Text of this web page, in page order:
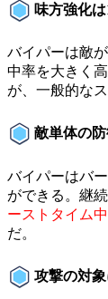
味方強化
バイパーは敵
中率を大きく
が、一般的な
敵単体の
バイパーはバ
ができる。継
ーストタイム
だ。
攻撃の対